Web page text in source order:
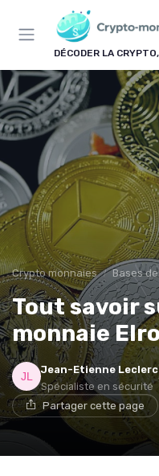
DÉCODER LA
Crypto monnaies Bases
Tout savoir
monnaie
Jean-Etienne Leclerc
Spécialiste en sécurité
Partager cette page
Panneau de gestion des